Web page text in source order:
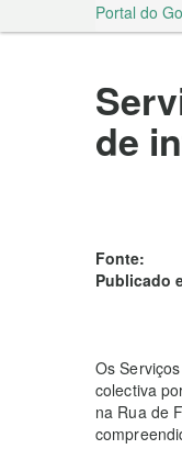
Portal do
de
Fonte:
Publicado
Os
colectiva
na Rua de